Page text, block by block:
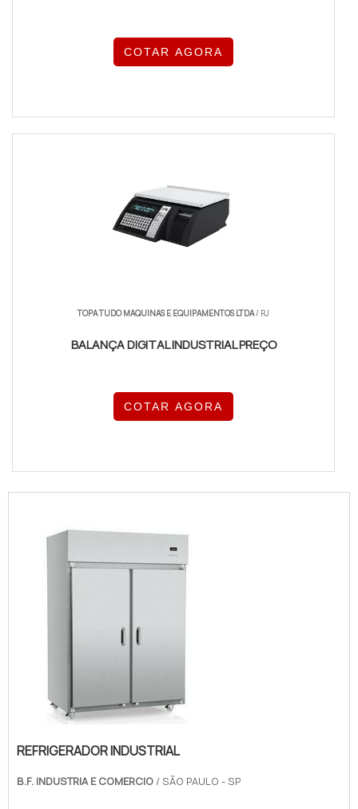
COTAR AGORA
TOPA TUDO MAQUINAS E EQUIPAMENTOS LTDA/ RJ
BALANÇA DIGITAL INDUSTRIAL PREÇO
COTAR AGORA
REFRIGERADOR INDUSTRIAL
B.F. INDUSTRIA E COMERCIO / SÃO PAULO - SP